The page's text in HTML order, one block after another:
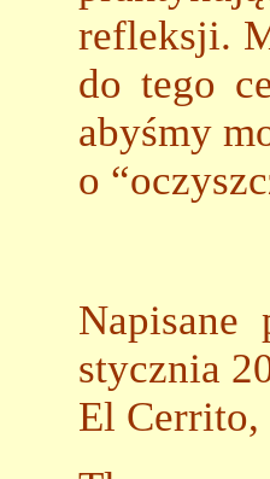
refleksji.
do tego
abyśmy
o
Napisane
stycznia
El